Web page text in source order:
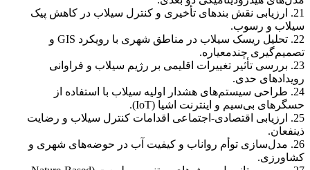
21. ارزیابی نقش بندهای تأخیری و کنترل سیلاب در کاهش پیک
سیلاب و رسوب.
22. تحلیل ریسک سیلاب در مناطق شهری با رویکرد GIS و
تصمیم‌گیری چندمعیاره.
23. بررسی تأثیر تغییرات اقلیمی بر رژیم سیلاب و فراوانی
رویدادهای حدی.
24. طراحی سیستم‌های هشدار اولیه سیلاب با استفاده از
حسگرهای بی‌سیم و اینترنت اشیا (IoT).
25. ارزیابی اقتصادی-اجتماعی اقدامات کنترل سیلاب و رضایت
ذینفعان.
26. مدل‌سازی توأم رواناب و کیفیت آب در حوضه‌های شهری و
کشاورزی.